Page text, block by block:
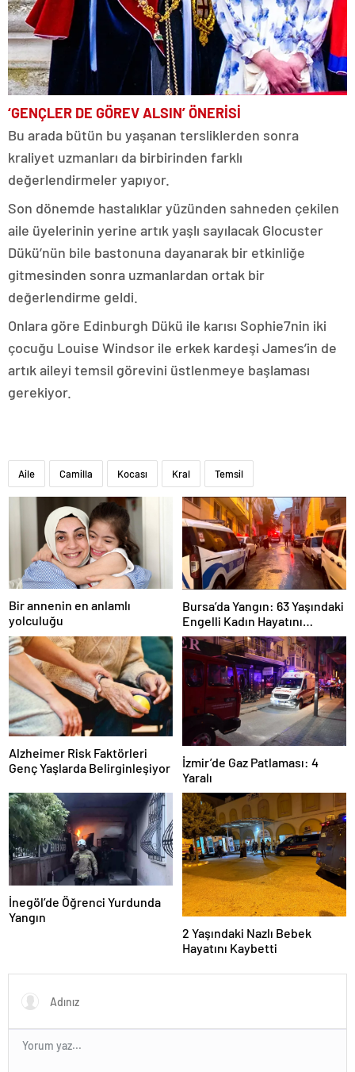
‘GENÇLER DE GÖREV ALSIN’ ÖNERİSİ
Bu arada bütün bu yaşanan tersliklerden sonra
kraliyet uzmanları da birbirinden farklı
değerlendirmeler yapıyor.
Son dönemde hastalıklar yüzünden sahneden çekilen
aile üyelerinin yerine artık yaşlı sayılacak Glocuster
Dükü’nün bile bastonuna dayanarak bir etkinliğe
gitmesinden sonra uzmanlardan ortak bir
değerlendirme geldi.
Onlara göre Edinburgh Dükü ile karısı Sophie7nin iki
çocuğu Louise Windsor ile erkek kardeşi James’in de
artık aileyi temsil görevini üstlenmeye başlaması
gerekiyor.
Aile Camilla Kocası Kral Temsil
Bir annenin en anlamlı
yolculuğu
Bursa’da Yangın: 63 Yaşındaki
Engelli Kadın Hayatını
Kaybetti
Alzheimer Risk Faktörleri
Genç Yaşlarda Belirginleşiyor
İzmir’de Gaz Patlaması: 4
Yaralı
İnegöl’de Öğrenci Yurdunda
Yangın
2 Yaşındaki Nazlı Bebek
Hayatını Kaybetti